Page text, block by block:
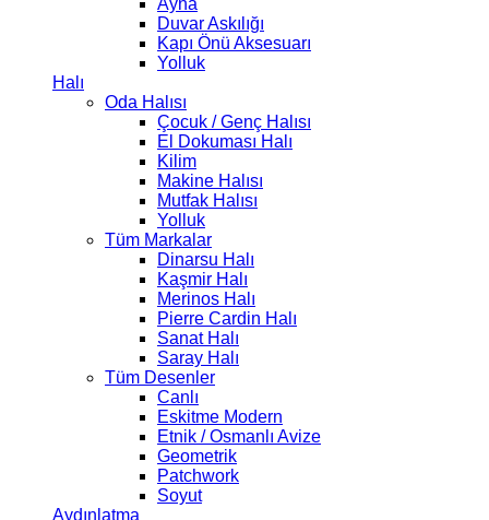
Duvar Askılığı
Kapı Önü Aksesuarı
Yolluk
Halı
Oda Halısı
Çocuk / Genç Halısı
El Dokuması Halı
Kilim
Makine Halısı
Mutfak Halısı
Yolluk
Tüm Markalar
Dinarsu Halı
Kaşmir Halı
Merinos Halı
Pierre Cardin Halı
Sanat Halı
Saray Halı
Tüm Desenler
Canlı
Eskitme Modern
Etnik / Osmanlı Avize
Geometrik
Patchwork
Soyut
Aydınlatma